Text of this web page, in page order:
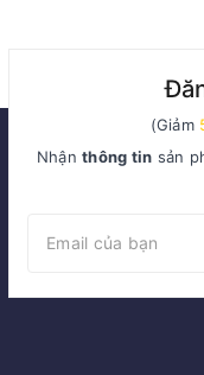
(Giảm
Nhậnthông tin sản